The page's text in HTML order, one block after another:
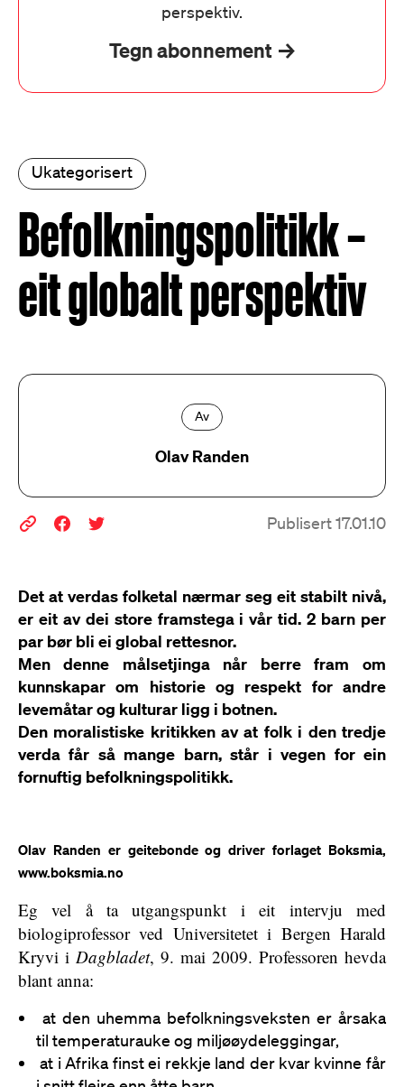
perspektiv.
Tegn abonnement
Ukategorisert
Befolkningspolitikk –
eit globalt perspektiv
Av
Olav Randen
Publisert 17.01.10
Det at verdas folketal nærmar seg eit stabilt nivå,
er eit av dei store framstega i vår tid. 2 barn per
par bør bli ei global rettesnor.
Men denne målsetjinga når berre fram om
kunnskapar om historie og respekt for andre
levemåtar og kulturar ligg i botnen.
Den moralistiske kritikken av at folk i den tredje
verda får så mange barn, står i vegen for ein
fornuftig befolkningspolitikk.
Olav Randen er geitebonde og driver forlaget Boksmia,
www.boksmia.no
Eg vel å ta utgangspunkt i eit intervju med
biologiprofessor ved Universitetet i Bergen Harald
Kryvi i Dagbladet, 9. mai 2009. Professoren hevda
blant anna:
at den uhemma befolkningsveksten er årsaka
til temperaturauke og miljøøydeleggingar,
at i Afrika finst ei rekkje land der kvar kvinne får